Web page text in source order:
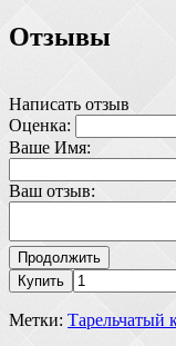
Отзывы
Написать отзыв
Оценка:
Ваше Имя:
Ваш отзыв:
Продолжить
Купить
Метки: Тарельчатый